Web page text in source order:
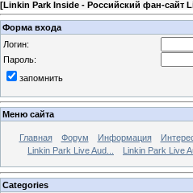
[Linkin Park Inside - Российский фан-сайт
Форма входа
Логин:
Пароль:
запомнить
Меню сайта
Главная Форум Информация
Linkin Park Live Aud...
Linkin Park Live
Categories